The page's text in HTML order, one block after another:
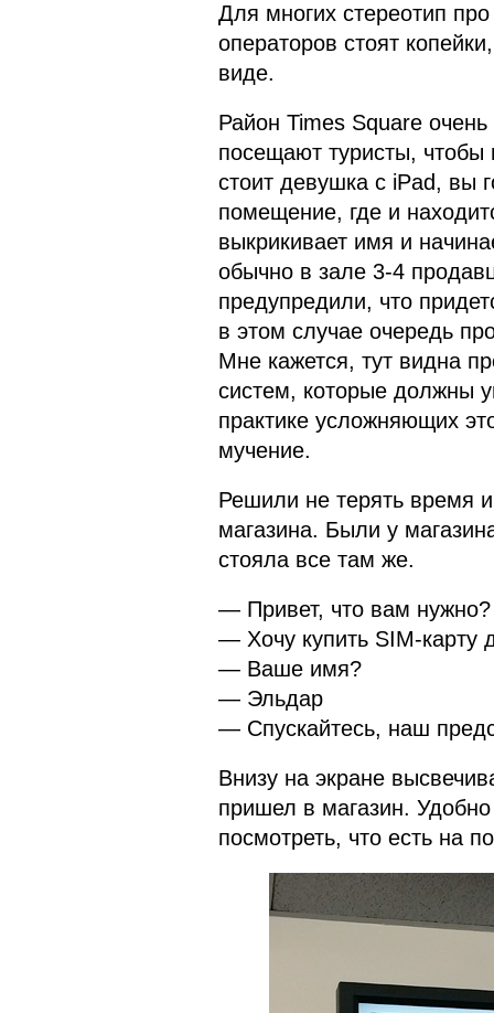
Для многих стереотип
операторов стоят
виде.
Район Times Square
посещают туристы,
стоит девушка с iPad, вы
помещение, где и
выкрикивает имя и
обычно в зале 3-4
предупредили, что
в этом случае очередь
Мне кажется, тут видна
систем, которые должны
практике усложняющих
мучение.
Решили не терять время
магазина. Были у
стояла все там же.
— Привет, что вам нужно?
— Хочу купить SIM-карту
— Ваше имя?
— Эльдар
— Спускайтесь, наш
Внизу на экране
пришел в магазин.
посмотреть, что есть на